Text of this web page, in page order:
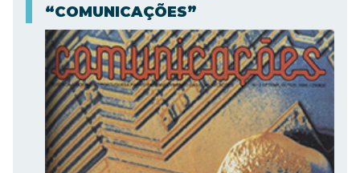
“COMUNICAÇÕES”